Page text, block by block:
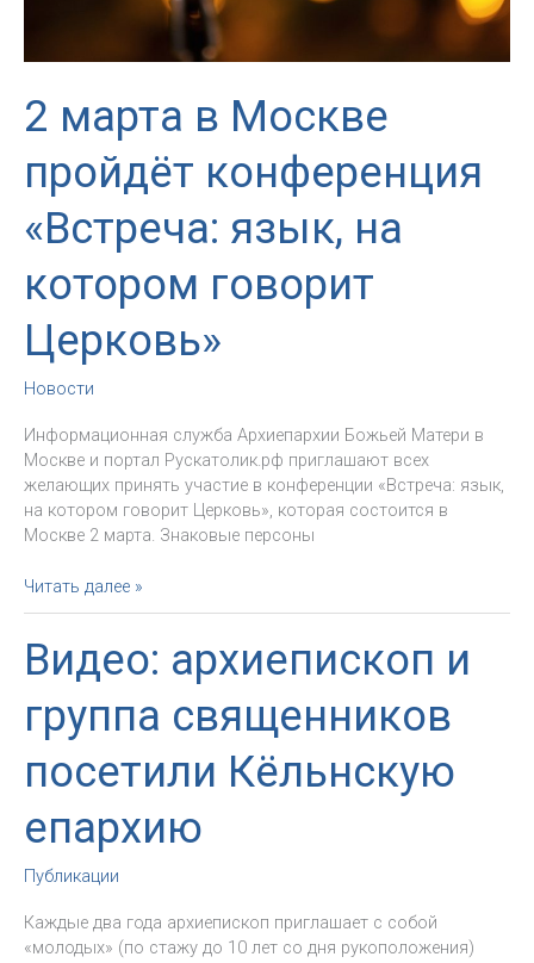
2 марта в Москве
пройдёт конференция
«Встреча: язык, на
котором говорит
Церковь»
Новости
Информационная служба Архиепархии Божьей Матери в
Москве и портал Рускатолик.рф приглашают всех
желающих принять участие в конференции «Встреча: язык,
на котором говорит Церковь», которая состоится в
Москве 2 марта. Знаковые персоны
2
марта
Москве
пройдёт
конференция
«Встреча:
язык,
на
говорит
Читать далее »
Видео: архиепископ и
группа священников
посетили Кёльнскую
епархию
Публикации
Каждые два года архиепископ приглашает с собой
«молодых» (по стажу до 10 лет со дня рукоположения)